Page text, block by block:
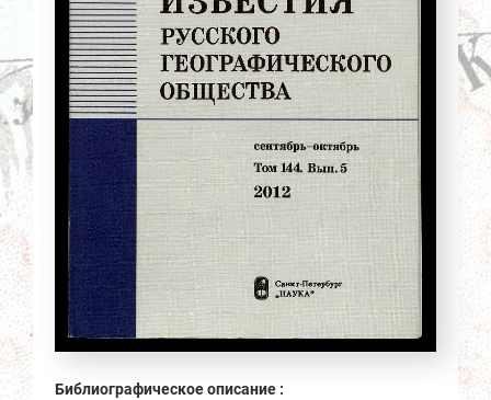
Библиографическое описание :